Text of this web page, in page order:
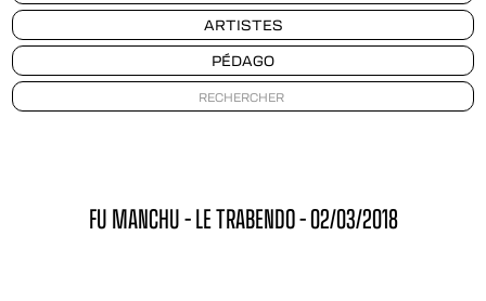
ARTISTES
PÉDAGO
FU MANCHU – LE TRABENDO – 02/03/2018